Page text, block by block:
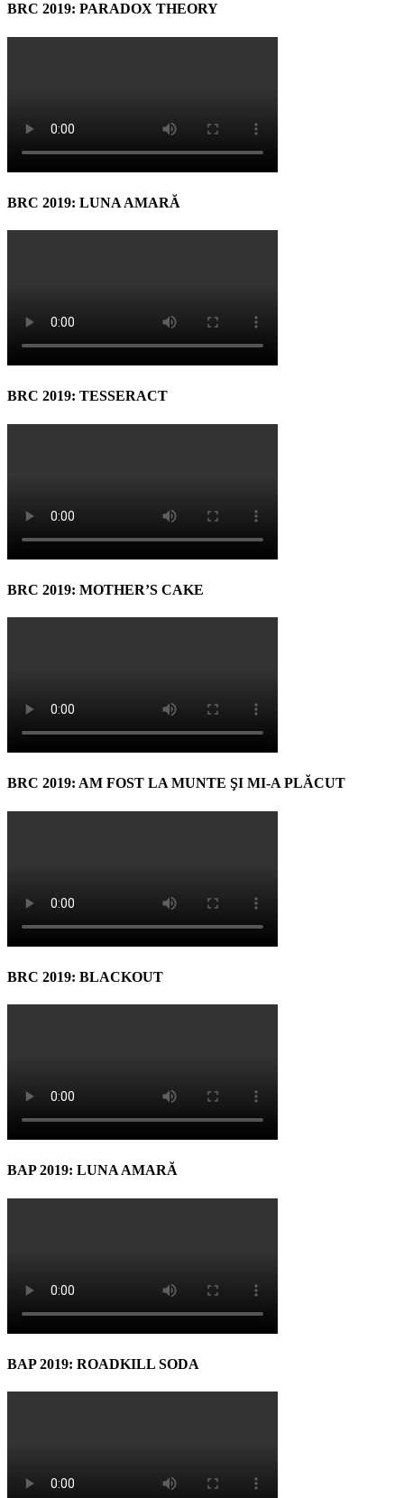
BRC 2019: PARADOX THEORY
BRC 2019: LUNA AMARĂ
BRC 2019: TESSERACT
BRC 2019: MOTHER’S CAKE
BRC 2019: AM FOST LA MUNTE ŞI MI-A PLĂCUT
BRC 2019: BLACKOUT
BAP 2019: LUNA AMARĂ
BAP 2019: ROADKILL SODA